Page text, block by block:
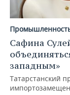
Сафина
западным»
Татарстанский